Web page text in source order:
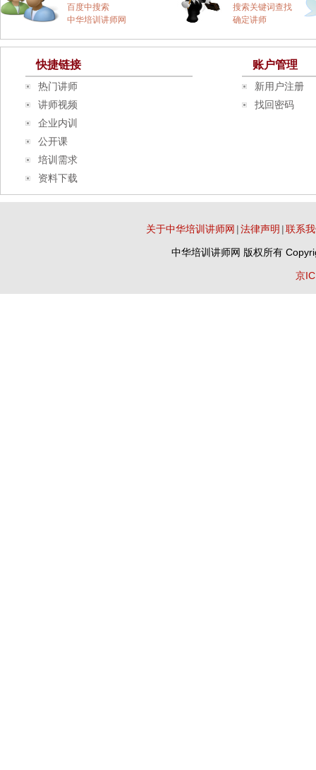
百度中搜索
中华培训讲师网
搜索关键词查找
确定讲师
快捷链接
热门讲师
讲师视频
企业内训
公开课
培训需求
资料下载
账户管理
新用户注册
找回密码
关于中华培训讲师网 |法律声明 |联系
中华培训讲师网 版权所有
京